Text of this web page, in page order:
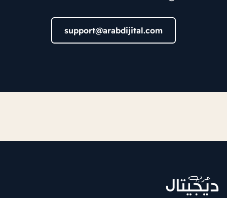
support@arabdijital.com